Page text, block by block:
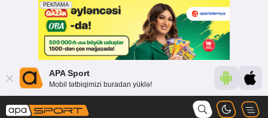
APA Sport
Mobil tətbiqimizi buradan yüklə!